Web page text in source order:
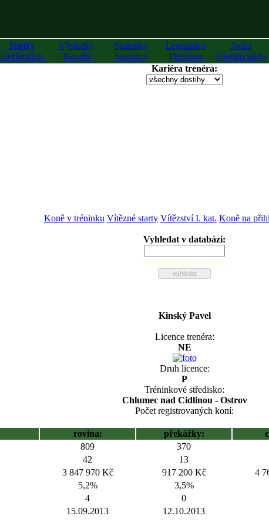
Startky
Declaration
Výsledky
Results
Statistiky
Statistics
Legislativa
Decision
Avíza
Foreign starts
Kariéra trenéra:
Koně v tréninku Vítězné starty Vítězství I. kat. Koně na
Vyhledat v databázi:
zadejte alespoň 2 znaky
Kinský Pavel
Licence trenéra:
NE
Druh licence:
P
Tréninkové středisko:
Chlumec nad Cidlinou - Ostrov
Počet registrovaných koní:
rovina: překážky:
809 370
42 13
3 847 970 Kč 917 200 Kč
4
5,2% 3,5%
4 0
15.09.2013 12.10.2013